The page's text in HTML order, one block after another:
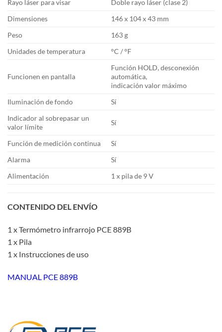
Rayo láser para visar
Doble rayo láser (clase 2)
Dimensiones
146 x 104 x 43 mm
Peso
163 g
Unidades de temperatura
°C / °F
Funcionen en pantalla
Función HOLD, desconexión
automática,
indicación valor máximo
Iluminación de fondo
Sí
Indicador al sobrepasar un
valor límite
Sí
Función de medición continua
Sí
Alarma
Sí
Alimentación
1 x pila de 9 V
CONTENIDO DEL ENVÍO
1 x Termómetro infrarrojo PCE 889B
1 x Pila
1 x Instrucciones de uso
MANUAL PCE 889B